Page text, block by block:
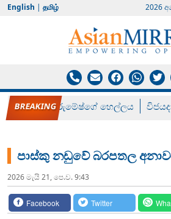
English | தமிழ் 2026
රන් ගෙනා රුමේෂ්ගේ හෙල්ලය
පාස්කු නඩුවේ බරපතල
2026 මැයි 21, පෙ.ව. 9:43
Facebook Twitter